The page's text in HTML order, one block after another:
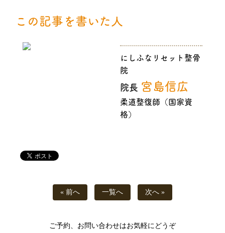
この記事を書いた人
にしふなリセット整骨
院
院長 宮島信広
柔道整復師（国家資
格）
« 前へ 一覧へ 次へ »
ご予約、お問い合わせはお気軽にどうぞ